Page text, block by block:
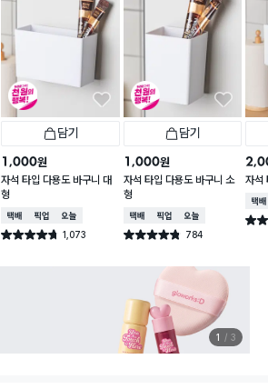
담기
1,000원
자석 타입 다용도 바구니 대
형
택배배송매장픽업오늘배송
별점 4.7점 1,073
건 작성
담기
1,000원
자석 타입 다용도 바구니 소
형
택배배송매장픽업오늘배송
별점 4.8점 784
건 작성
자석
택배
별점
1 3